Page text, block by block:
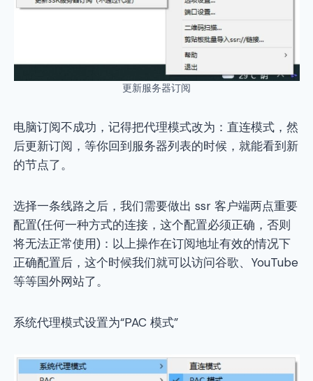
更新服务器订阅
电脑订阅不成功，记得把代理模式改为：直连模式，然
后更新订阅，等你回到服务器列表的时候，就能看到新
的节点了。
选择一条线路之后，我们需要做出 ssr 客户端两点重要
配置(任何一种方式的连接，这个配置必须正确，否则
将无法正常使用)：以上操作在订阅地址有效的情况下
正确配置后，这个时候我们就可以访问谷歌、YouTube
等等国外网站了。
系统代理模式设置为“PAC 模式”